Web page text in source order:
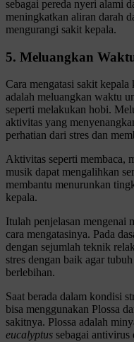
sebagai pereda nyeri alami
meningkatkan aliran darah
mengurangi sakit kepala.
5. Meluangkan
Cara mengatasi sakit kepala
adalah meluangkan waktu
seperti melakukan hobi.
aktivitas yang
perhatian dari stres dan
Aktivitas seperti membaca,
musik dapat mengalihkan
membantu menurunkan
kepala.
Itulah penjelasan mengenai
cara mengatasinya. Pada
dengan sejumlah teknik
stres dengan baik agar
berlebihan.
Saat berada dalam kondisi
bisa menggunakan Plossa
sakitnya. Plossa adalah
eucalyptus sebagai antivirus